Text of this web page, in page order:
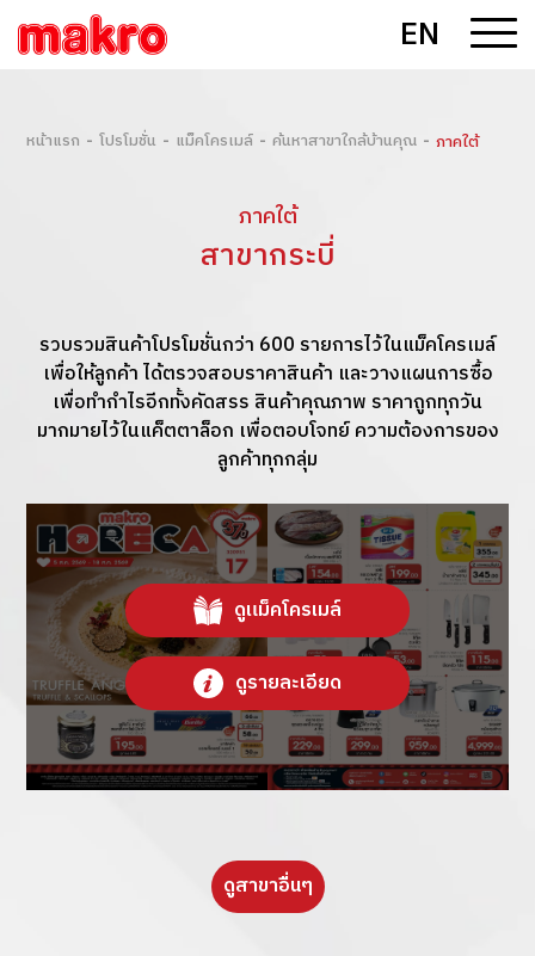
EN
หน้าแรก - โปรโมชั่น - แม็คโครเมล์ - ค้นหาสาขาใกล้บ้านคุณ - ภาคใต้
ภาคใต้
สาขากระบี่
รวบรวมสินค้าโปรโมชั่นกว่า 600 รายการไว้ในแม็คโครเมล์
เพื่อให้ลูกค้า ได้ตรวจสอบราคาสินค้า และวางแผนการซื้อ
เพื่อทำกำไรอีกทั้งคัดสรร สินค้าคุณภาพ ราคาถูกทุกวัน
มากมายไว้ในแค็ตตาล็อก เพื่อตอบโจทย์ ความต้องการของ
ลูกค้าทุกกลุ่ม
ดูแม็คโครเมล์
ดูรายละเอียด
ดูสาขาอื่นๆ